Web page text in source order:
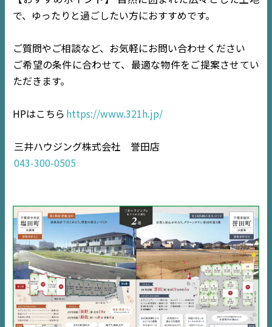
TOP
EVENT
住宅情報誌ミッケル
内房エリア
デジタルサイネージ
不動産一括査定
コラム
で、ゆったりと過ごしたい方におすすめです。
ご質問やご相談など、お気軽にお問い合わせください
ご希望の条件に合わせて、最適な物件をご提案させてい
ただきます。
HPはこちら https://www.321h.jp/
三井ハウジング株式会社 誉田店
043-300-0505